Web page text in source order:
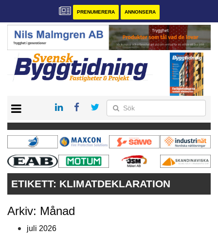
PRENUMERERA ANNONSERA
PRENUMERERA
VÅRA ANDRA MAGASIN
ANNONSERA
KONTAKT
ETIKETT: KLIMATDEKLARATION
Arkiv: Månad
juli 2026